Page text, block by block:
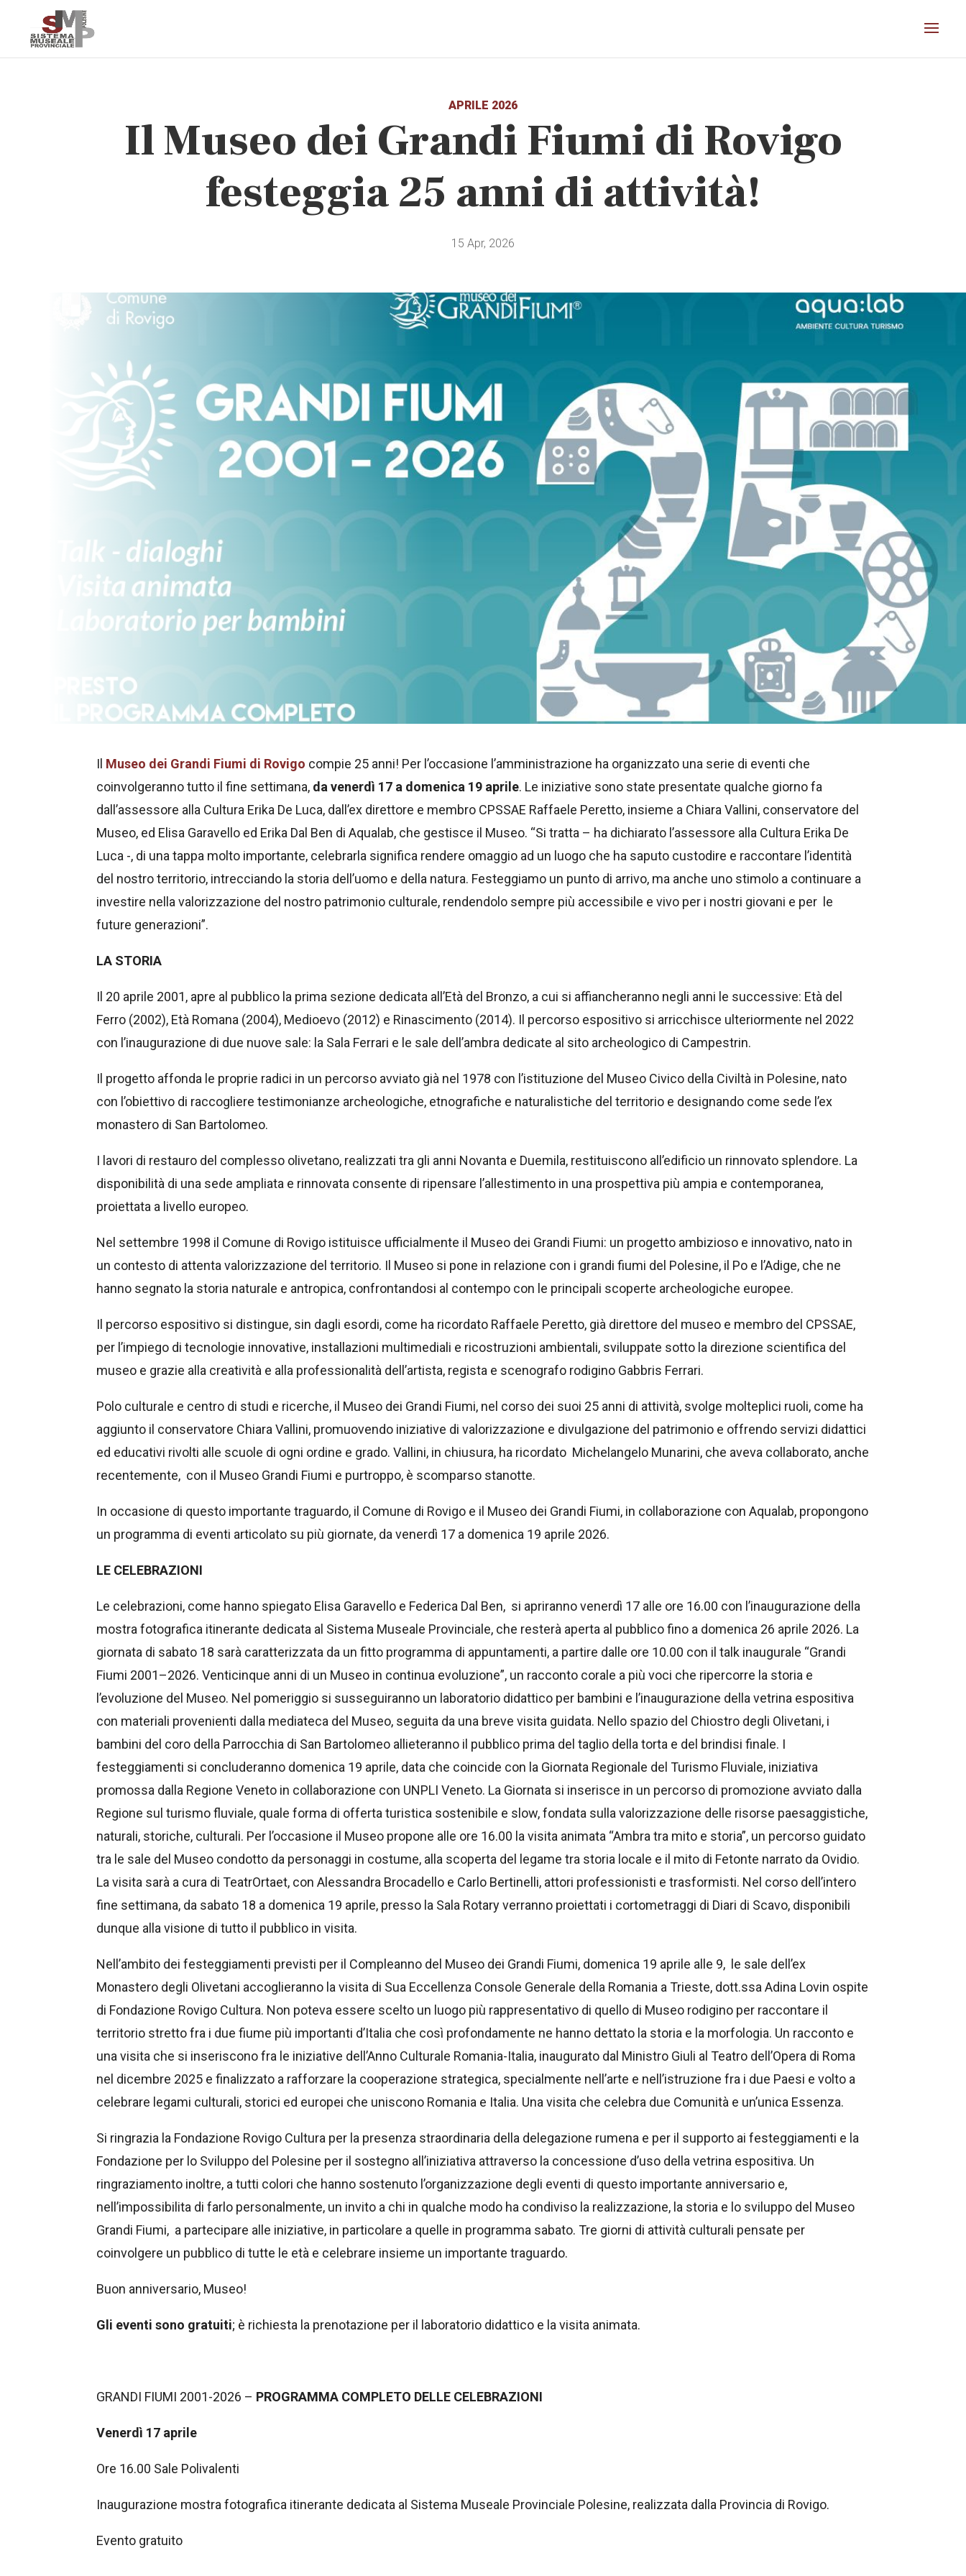
APRILE 2026
Il Museo dei Grandi Fiumi di Rovigo
festeggia 25 anni di attività!
15 Apr, 2026
Il Museo dei Grandi Fiumi di Rovigo compie 25 anni! Per l’occasione l’amministrazione ha organizzato una serie di eventi che
coinvolgeranno tutto il fine settimana, da venerdì 17 a domenica 19 aprile. Le iniziative sono state presentate qualche giorno fa
dall’assessore alla Cultura Erika De Luca, dall’ex direttore e membro CPSSAE Raffaele Peretto, insieme a Chiara Vallini, conservatore del
Museo, ed Elisa Garavello ed Erika Dal Ben di Aqualab, che gestisce il Museo. “Si tratta – ha dichiarato l’assessore alla Cultura Erika De
Luca -, di una tappa molto importante, celebrarla significa rendere omaggio ad un luogo che ha saputo custodire e raccontare l’identità
del nostro territorio, intrecciando la storia dell’uomo e della natura. Festeggiamo un punto di arrivo, ma anche uno stimolo a continuare a
investire nella valorizzazione del nostro patrimonio culturale, rendendolo sempre più accessibile e vivo per i nostri giovani e per le
future generazioni”.
LA STORIA
Il 20 aprile 2001, apre al pubblico la prima sezione dedicata all’Età del Bronzo, a cui si affiancheranno negli anni le successive: Età del
Ferro (2002), Età Romana (2004), Medioevo (2012) e Rinascimento (2014). Il percorso espositivo si arricchisce ulteriormente nel 2022
con l’inaugurazione di due nuove sale: la Sala Ferrari e le sale dell’ambra dedicate al sito archeologico di Campestrin.
Il progetto affonda le proprie radici in un percorso avviato già nel 1978 con l’istituzione del Museo Civico della Civiltà in Polesine, nato
con l’obiettivo di raccogliere testimonianze archeologiche, etnografiche e naturalistiche del territorio e designando come sede l’ex
monastero di San Bartolomeo.
I lavori di restauro del complesso olivetano, realizzati tra gli anni Novanta e Duemila, restituiscono all’edificio un rinnovato splendore. La
disponibilità di una sede ampliata e rinnovata consente di ripensare l’allestimento in una prospettiva più ampia e contemporanea,
proiettata a livello europeo.
Nel settembre 1998 il Comune di Rovigo istituisce ufficialmente il Museo dei Grandi Fiumi: un progetto ambizioso e innovativo, nato in
un contesto di attenta valorizzazione del territorio. Il Museo si pone in relazione con i grandi fiumi del Polesine, il Po e l’Adige, che ne
hanno segnato la storia naturale e antropica, confrontandosi al contempo con le principali scoperte archeologiche europee.
Il percorso espositivo si distingue, sin dagli esordi, come ha ricordato Raffaele Peretto, già direttore del museo e membro del CPSSAE,
per l’impiego di tecnologie innovative, installazioni multimediali e ricostruzioni ambientali, sviluppate sotto la direzione scientifica del
museo e grazie alla creatività e alla professionalità dell’artista, regista e scenografo rodigino Gabbris Ferrari.
Polo culturale e centro di studi e ricerche, il Museo dei Grandi Fiumi, nel corso dei suoi 25 anni di attività, svolge molteplici ruoli, come ha
aggiunto il conservatore Chiara Vallini, promuovendo iniziative di valorizzazione e divulgazione del patrimonio e offrendo servizi didattici
ed educativi rivolti alle scuole di ogni ordine e grado. Vallini, in chiusura, ha ricordato Michelangelo Munarini, che aveva collaborato, anche
recentemente, con il Museo Grandi Fiumi e purtroppo, è scomparso stanotte.
In occasione di questo importante traguardo, il Comune di Rovigo e il Museo dei Grandi Fiumi, in collaborazione con Aqualab, propongono
un programma di eventi articolato su più giornate, da venerdì 17 a domenica 19 aprile 2026.
LE CELEBRAZIONI
Le celebrazioni, come hanno spiegato Elisa Garavello e Federica Dal Ben, si apriranno venerdì 17 alle ore 16.00 con l’inaugurazione della
mostra fotografica itinerante dedicata al Sistema Museale Provinciale, che resterà aperta al pubblico fino a domenica 26 aprile 2026. La
giornata di sabato 18 sarà caratterizzata da un fitto programma di appuntamenti, a partire dalle ore 10.00 con il talk inaugurale “Grandi
Fiumi 2001–2026. Venticinque anni di un Museo in continua evoluzione”, un racconto corale a più voci che ripercorre la storia e
l’evoluzione del Museo. Nel pomeriggio si susseguiranno un laboratorio didattico per bambini e l’inaugurazione della vetrina espositiva
con materiali provenienti dalla mediateca del Museo, seguita da una breve visita guidata. Nello spazio del Chiostro degli Olivetani, i
bambini del coro della Parrocchia di San Bartolomeo allieteranno il pubblico prima del taglio della torta e del brindisi finale. I
festeggiamenti si concluderanno domenica 19 aprile, data che coincide con la Giornata Regionale del Turismo Fluviale, iniziativa
promossa dalla Regione Veneto in collaborazione con UNPLI Veneto. La Giornata si inserisce in un percorso di promozione avviato dalla
Regione sul turismo fluviale, quale forma di offerta turistica sostenibile e slow, fondata sulla valorizzazione delle risorse paesaggistiche,
naturali, storiche, culturali. Per l’occasione il Museo propone alle ore 16.00 la visita animata “Ambra tra mito e storia”, un percorso guidato
tra le sale del Museo condotto da personaggi in costume, alla scoperta del legame tra storia locale e il mito di Fetonte narrato da Ovidio.
La visita sarà a cura di TeatrOrtaet, con Alessandra Brocadello e Carlo Bertinelli, attori professionisti e trasformisti. Nel corso dell’intero
fine settimana, da sabato 18 a domenica 19 aprile, presso la Sala Rotary verranno proiettati i cortometraggi di Diari di Scavo, disponibili
dunque alla visione di tutto il pubblico in visita.
Nell’ambito dei festeggiamenti previsti per il Compleanno del Museo dei Grandi Fiumi, domenica 19 aprile alle 9, le sale dell’ex
Monastero degli Olivetani accoglieranno la visita di Sua Eccellenza Console Generale della Romania a Trieste, dott.ssa Adina Lovin ospite
di Fondazione Rovigo Cultura. Non poteva essere scelto un luogo più rappresentativo di quello di Museo rodigino per raccontare il
territorio stretto fra i due fiume più importanti d’Italia che così profondamente ne hanno dettato la storia e la morfologia. Un racconto e
una visita che si inseriscono fra le iniziative dell’Anno Culturale Romania-Italia, inaugurato dal Ministro Giuli al Teatro dell’Opera di Roma
nel dicembre 2025 e finalizzato a rafforzare la cooperazione strategica, specialmente nell’arte e nell’istruzione fra i due Paesi e volto a
celebrare legami culturali, storici ed europei che uniscono Romania e Italia. Una visita che celebra due Comunità e un’unica Essenza.
Si ringrazia la Fondazione Rovigo Cultura per la presenza straordinaria della delegazione rumena e per il supporto ai festeggiamenti e la
Fondazione per lo Sviluppo del Polesine per il sostegno all’iniziativa attraverso la concessione d’uso della vetrina espositiva. Un
ringraziamento inoltre, a tutti colori che hanno sostenuto l’organizzazione degli eventi di questo importante anniversario e,
nell’impossibilita di farlo personalmente, un invito a chi in qualche modo ha condiviso la realizzazione, la storia e lo sviluppo del Museo
Grandi Fiumi, a partecipare alle iniziative, in particolare a quelle in programma sabato. Tre giorni di attività culturali pensate per
coinvolgere un pubblico di tutte le età e celebrare insieme un importante traguardo.
Buon anniversario, Museo!
Gli eventi sono gratuiti; è richiesta la prenotazione per il laboratorio didattico e la visita animata.
GRANDI FIUMI 2001-2026 – PROGRAMMA COMPLETO DELLE CELEBRAZIONI
Venerdì 17 aprile
Ore 16.00 Sale Polivalenti
Inaugurazione mostra fotografica itinerante dedicata al Sistema Museale Provinciale Polesine, realizzata dalla Provincia di Rovigo.
Evento gratuito